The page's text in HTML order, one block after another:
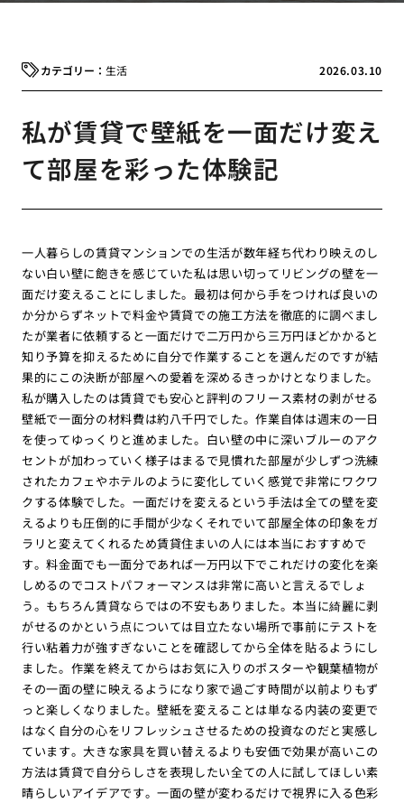
2026.03.10
生活
私が賃貸で壁紙を一面だけ変え
て部屋を彩った体験記
一人暮らしの賃貸マンションでの生活が数年経ち代わり映えのし
ない白い壁に飽きを感じていた私は思い切ってリビングの壁を一
面だけ変えることにしました。最初は何から手をつければ良いの
か分からずネットで料金や賃貸での施工方法を徹底的に調べまし
たが業者に依頼すると一面だけで二万円から三万円ほどかかると
知り予算を抑えるために自分で作業することを選んだのですが結
果的にこの決断が部屋への愛着を深めるきっかけとなりました。
私が購入したのは賃貸でも安心と評判のフリース素材の剥がせる
壁紙で一面分の材料費は約八千円でした。作業自体は週末の一日
を使ってゆっくりと進めました。白い壁の中に深いブルーのアク
セントが加わっていく様子はまるで見慣れた部屋が少しずつ洗練
されたカフェやホテルのように変化していく感覚で非常にワクワ
クする体験でした。一面だけを変えるという手法は全ての壁を変
えるよりも圧倒的に手間が少なくそれでいて部屋全体の印象をガ
ラリと変えてくれるため賃貸住まいの人には本当におすすめで
す。料金面でも一面分であれば一万円以下でこれだけの変化を楽
しめるのでコストパフォーマンスは非常に高いと言えるでしょ
う。もちろん賃貸ならではの不安もありました。本当に綺麗に剥
がせるのかという点については目立たない場所で事前にテストを
行い粘着力が強すぎないことを確認してから全体を貼るようにし
ました。作業を終えてからはお気に入りのポスターや観葉植物が
その一面の壁に映えるようになり家で過ごす時間が以前よりもず
っと楽しくなりました。壁紙を変えることは単なる内装の変更で
はなく自分の心をリフレッシュさせるための投資なのだと実感し
ています。大きな家具を買い替えるよりも安価で効果が高いこの
方法は賃貸で自分らしさを表現したい全ての人に試してほしい素
晴らしいアイデアです。一面の壁が変わるだけで視界に入る色彩